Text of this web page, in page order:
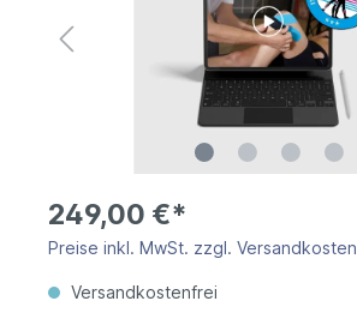
249,00 €*
Preise inkl. MwSt. zzgl. Versandkosten
Versandkostenfrei